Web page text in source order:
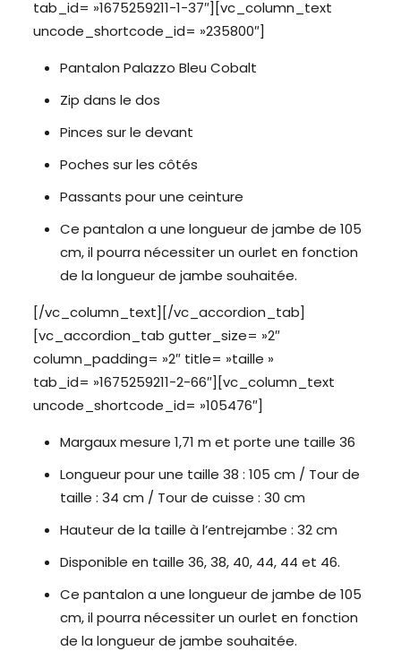
tab_id= »1675259211-1-37″][vc_column_text
uncode_shortcode_id= »235800″]
Pantalon Palazzo Bleu Cobalt
Zip dans le dos
Pinces sur le devant
Poches sur les côtés
Passants pour une ceinture
Ce pantalon a une longueur de jambe de 105
cm, il pourra nécessiter un ourlet en fonction
de la longueur de jambe souhaitée.
[/vc_column_text][/vc_accordion_tab]
[vc_accordion_tab gutter_size= »2″
column_padding= »2″ title= »taille »
tab_id= »1675259211-2-66″][vc_column_text
uncode_shortcode_id= »105476″]
Margaux mesure 1,71 m et porte une taille 36
Longueur pour une taille 38 : 105 cm / Tour de
taille : 34 cm / Tour de cuisse : 30 cm
Hauteur de la taille à l’entrejambe : 32 cm
Disponible en taille 36, 38, 40, 44, 44 et 46.
Ce pantalon a une longueur de jambe de 105
cm, il pourra nécessiter un ourlet en fonction
de la longueur de jambe souhaitée.